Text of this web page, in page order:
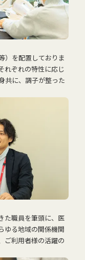
）を配置しておりま
れぞれの特性に応じ
共に、調子が整った
た職員を筆頭に、医
ゆる地域の関係機関
ご利用者様の活躍の